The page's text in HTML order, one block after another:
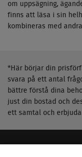
om uppsägning,
finns att läsa i sin
kombineras med
*Här börjar din
svara på ett antal
bättre förstå dina
just din bostad och
ett samtal och